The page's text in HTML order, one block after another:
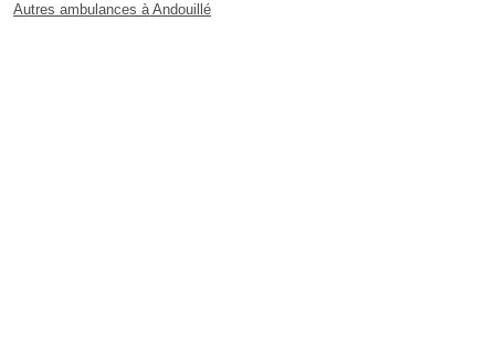
Autres ambulances à Andouillé